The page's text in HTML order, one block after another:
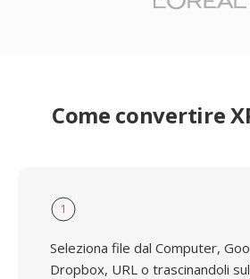
Come convertire
1
Seleziona file dal Computer,
Dropbox, URL o trascinandoli